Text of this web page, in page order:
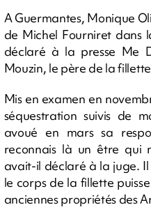
A Guermantes, Monique
de Michel Fourniret dans
déclaré à la presse Me
Mouzin, le père de la
Mis en examen en
séquestration suivis de
avoué en mars sa
reconnais là un être qui
avait-il déclaré à la juge.
le corps de la fillette
anciennes propriétés des